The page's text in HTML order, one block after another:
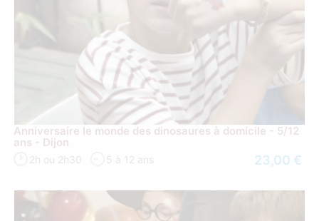
Anniversaire le monde des dinosaures à domicile - 5/12
ans - Dijon
2h ou 2h30 5 à 12 ans 23,00 €